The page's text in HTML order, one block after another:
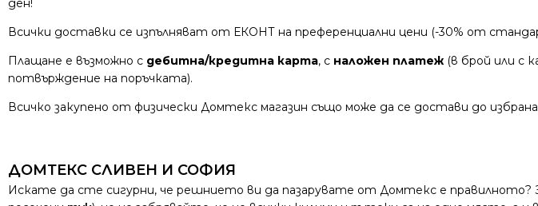
ден!
Всички доставки се изпълняват от ЕКОНТ на преференциални цени (-30% от
Плащане е възможно с дебитна/кредитна карта, с наложен платеж (в брой или с
потвърждение на поръчката).
Всичко закупено от физически Домтекс магазин също може да се достави до
ДОМТЕКС СЛИВЕН И СОФИЯ
Искате да сте сигурни, че решнието ви да пазарувате от Домтекс е